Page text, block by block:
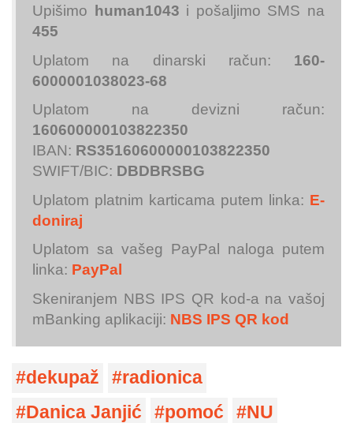
Upišimo
human1043 i pošaljimo SMS na
455
Uplatom na dinarski račun: 160-
6000001038023-68
Uplatom na devizni račun:
160600000103822350
IBAN: RS35160600000103822350
SWIFT/BIC: DBDBRSBG
Uplatom platnim karticama putem linka: E-
doniraj
Uplatom sa vašeg PayPal naloga putem
linka: PayPal
Skeniranjem NBS IPS QR kod-a na vašoj
mBanking aplikaciji: NBS IPS QR kod
dekupaž
radionica
Danica Janjić
pomoć
NU